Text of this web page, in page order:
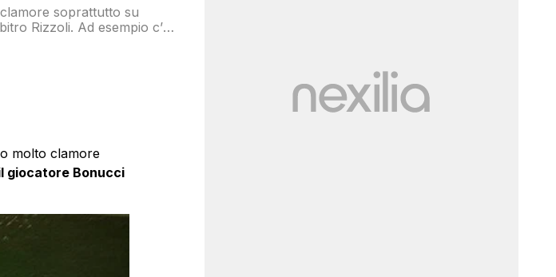
soprattutto su
Rizzoli. Ad esempio c’è
molto clamore
giocatore Bonucci